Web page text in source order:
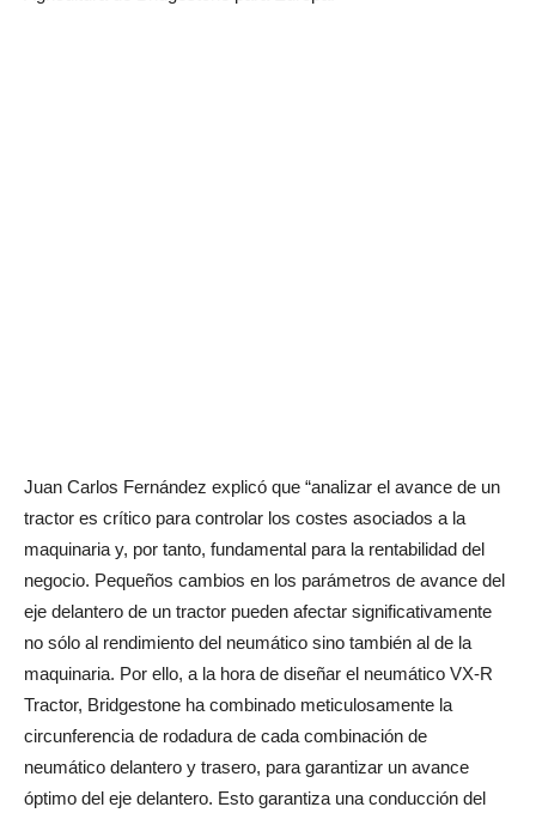
Juan Carlos Fernández explicó que “analizar el avance de un
tractor es crítico para controlar los costes asociados a la
maquinaria y, por tanto, fundamental para la rentabilidad del
negocio. Pequeños cambios en los parámetros de avance del
eje delantero de un tractor pueden afectar significativamente
no sólo al rendimiento del neumático sino también al de la
maquinaria. Por ello, a la hora de diseñar el neumático VX-R
Tractor, Bridgestone ha combinado meticulosamente la
circunferencia de rodadura de cada combinación de
neumático delantero y trasero, para garantizar un avance
óptimo del eje delantero. Esto garantiza una conducción del